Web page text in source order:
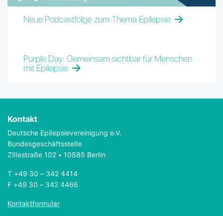
Neue Podcastfolge zum Thema Epilepsie
Purple Day: Gemeinsam sichtbar für Menschen
mit Epilepsie
Kontakt
Deutsche Epilepsievereinigung e.V.
Bundesgeschäftsstelle
Zillestraße 102 • 10585 Berlin
T +49 30 – 342 4414
F +49 30 – 342 4466
Kontaktformular